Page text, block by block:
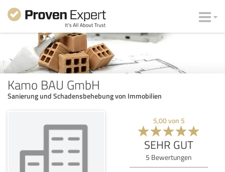
Kamo BAU GmbH
Sanierung und Schadensbehebung von Immobilien
5,00von 5
SEHR GUT
5 Bewertungen